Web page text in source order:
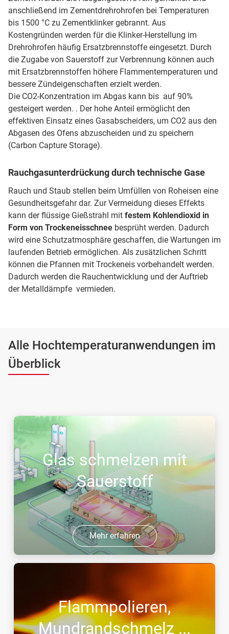
anschließend im Zementdrehrohrofen bei Temperaturen
bis 1500 °C zu Zementklinker gebrannt. Aus
Kostengründen werden für die Klinker-Herstellung im
Drehrohrofen häufig Ersatzbrennstoffe eingesetzt. Durch
die Zugabe von Sauerstoff zur Verbrennung können auch
mit Ersatzbrennstoffen höhere Flammentemperaturen und
bessere Zündeigenschaften erzielt werden.
Die CO2-Konzentration im Abgas kann bis auf 90%
gesteigert werden. . Der hohe Anteil ermöglicht den
effektiven Einsatz eines Gasabscheiders, um CO2 aus den
Abgasen des Ofens abzuscheiden und zu speichern
(Carbon Capture Storage).
Rauchgasunterdrückung durch technische Gase
Rauch und Staub stellen beim Umfüllen von Roheisen eine
Gesundheitsgefahr dar. Zur Vermeidung dieses Effekts
kann der flüssige Gießstrahl mit festem Kohlendioxid in
Form von Trockeneisschnee besprüht werden. Dadurch
wird eine Schutzatmosphäre geschaffen, die Wartungen im
laufenden Betrieb ermöglichen. Als zusätzlichen Schritt
können die Pfannen mit Trockeneis vorbehandelt werden.
Dadurch werden die Rauchentwicklung und der Auftrieb
der Metalldämpfe vermieden.
Alle Hochtemperaturanwendungen im
Überblick
Glas schmelzen mit
Sauerstoff
Mehr erfahren
Flammpolieren,
Mundrandschmelz ...